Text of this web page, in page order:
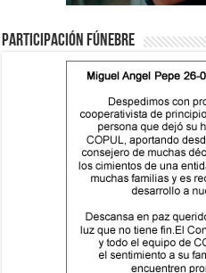
Participación fúnebre